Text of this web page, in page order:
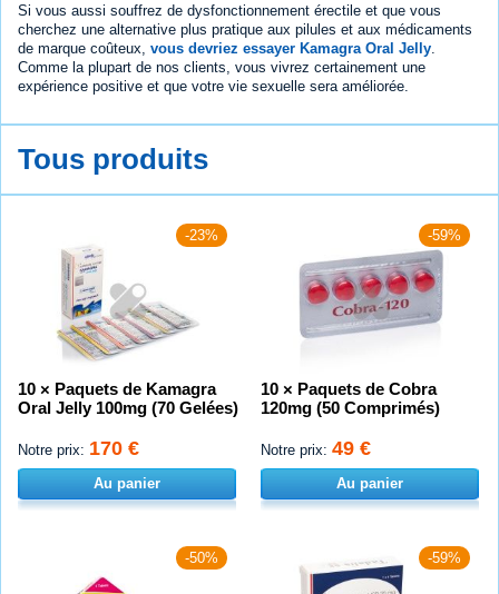
Si vous aussi souffrez de dysfonctionnement érectile et que vous
cherchez une alternative plus pratique aux pilules et aux médicaments
de marque coûteux, vous devriez essayer Kamagra Oral Jelly
Comme la plupart de nos clients, vous vivrez certainement une
expérience positive et que votre vie sexuelle sera améliorée.
Tous produits
-23%
10 × Paquets de Kamagra
Oral Jelly 100mg (70 Gelées)
Notre prix: 170 €
Au panier
-59%
10 × Paquets de Cobra
120mg (50 Comprimés)
Notre prix: 49 €
Au panier
-50% -59%